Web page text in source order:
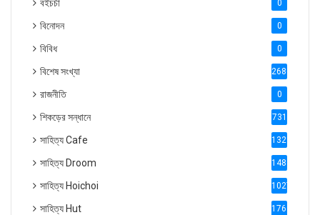
বইচর্চা 0
বিনোদন 0
বিবিধ 0
বিশেষ সংখ্যা 2686
রাজনীতি 0
শিকড়ের সন্ধানে 731
সাহিত্য Cafe 1321
সাহিত্য Droom 1488
সাহিত্য Hoichoi 1027
সাহিত্য Hut 1769